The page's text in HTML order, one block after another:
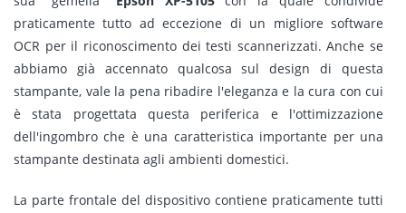
praticamente tutto ad eccezione di un migliore software
OCR per il riconoscimento dei testi scannerizzati. Anche se
abbiamo già accennato qualcosa sul design di questa
stampante, vale la pena ribadire l'eleganza e la cura con cui
è stata progettata questa periferica e l'ottimizzazione
dell'ingombro che è una caratteristica importante per una
stampante destinata agli ambienti domestici.
La parte frontale del dispositivo contiene praticamente tutti